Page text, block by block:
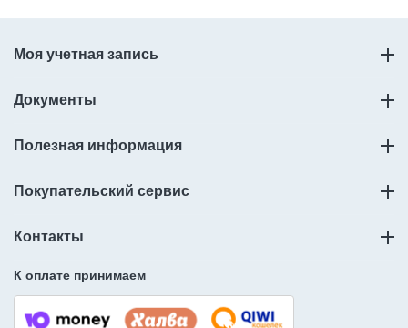
Моя учетная запись
Документы
Полезная информация
Покупательский сервис
Контакты
К оплате принимаем